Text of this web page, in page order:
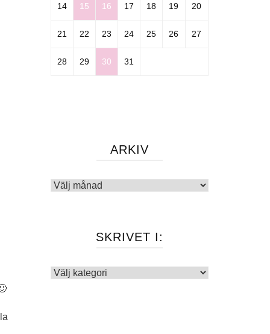
14 15 16 17 18 19 20
21 22 23 24 25 26 27
28 29 30 31
ARKIV
Arkiv
SKRIVET I:
Skrivet